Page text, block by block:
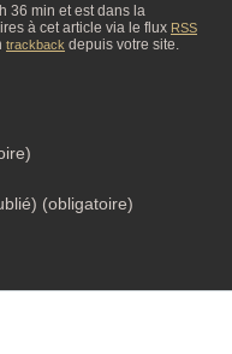
36 min et est dans la
à cet article via le flux RSS
trackback depuis votre site.
(obligatoire)